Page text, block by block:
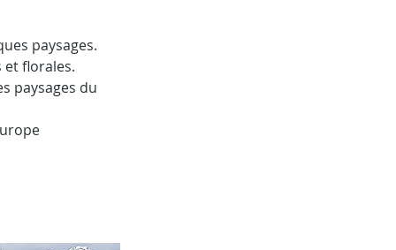
paysages.
et florales.
paysages du